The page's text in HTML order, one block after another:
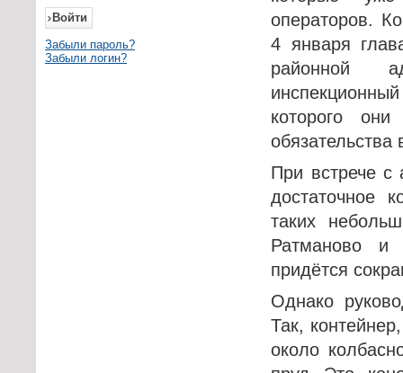
Забыли пароль?
Забыли логин?
операторов.
4 января
районной
которого
При встрече с
достаточное
таких
Ратманово и
придётся
Однако
Так,
около